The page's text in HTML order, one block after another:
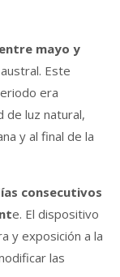
mayo y
Este
era
de luz natural,
y al final de la
consecutivos
e. El dispositivo
y exposición a la
las